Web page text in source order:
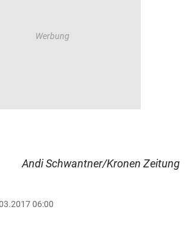
Andi Schwantner/Kronen Zeitung
06:00